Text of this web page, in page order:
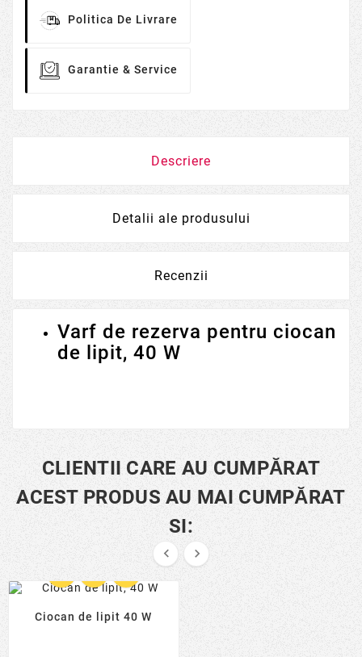
Politica De Livrare
Garantie & Service
Descriere
Detalii ale produsului
Recenzii
Varf de rezerva pentru ciocan
de lipit, 40 W
CLIENTII CARE AU CUMPĂRAT
ACEST PRODUS AU MAI CUMPĂRAT
SI:
 
Ciocan de lipit 40 W